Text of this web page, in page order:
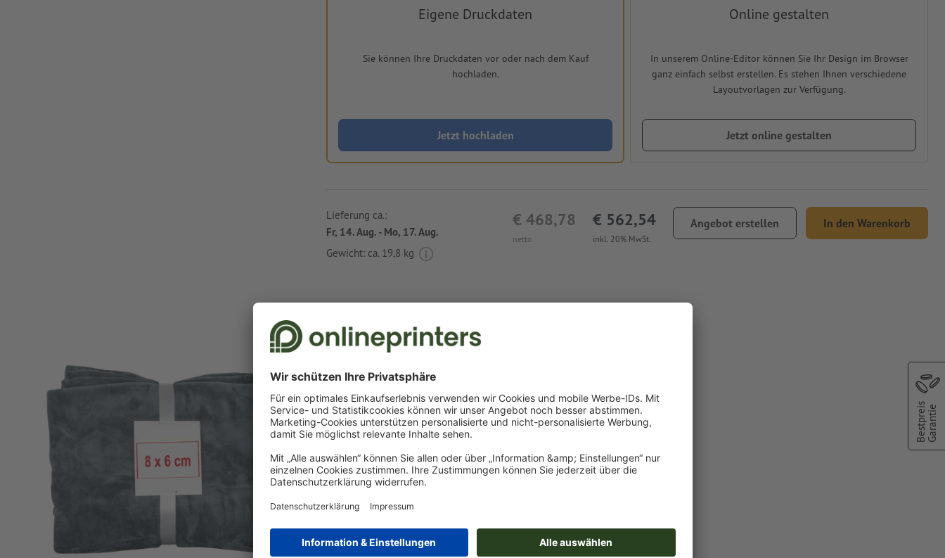
Eigene Druckdaten
Sie können Ihre Druckdaten vor oder nach dem Kauf
hochladen.
Jetzt hochladen
Online gestalten
In unserem Online-Editor können Sie Ihr Design im Browser
ganz einfach selbst erstellen. Es stehen Ihnen verschiedene
Layoutvorlagen zur Verfügung.
Jetzt online gestalten
netto
€ 468,78
inkl. 20% MwSt.
€ 562,54 Angebot erstellen In den Warenkorb
Lieferung ca.:
Fr, 14. Aug. - Mo, 17. Aug.
Gewicht: ca. 19,8 kg
Druckdatenhinweise Decke Kaunas
Besonderheiten bei der Druckdatenerstellung:
das Produkt ist mit einerSonderfarbebedruckbar (Volltonfarbe:
(Pantone FORMULA GUIDE Solid Coated, außer Metallic und
Neonfarben) )
das Trägermaterial kann beim Druck mit weißer Farbedurchscheinen
Das druckfertige PDF darf nur Vektoren enthalten; JPEG- oder TIFF-
Weitere Informationen und Tipps zu
Vektordatenfinden Sie in unserem
BestpreisGarantie